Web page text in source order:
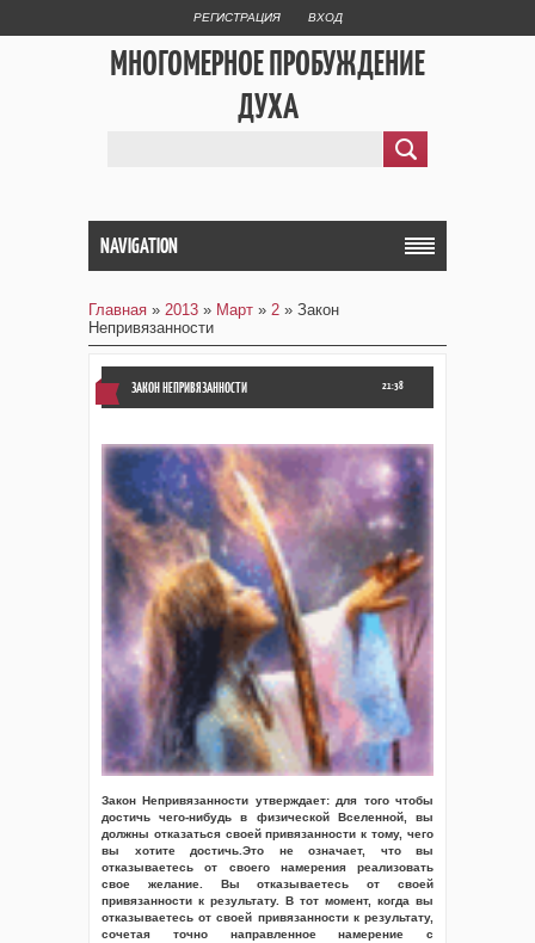
РЕГИСТРАЦИЯ ВХОД
МНОГОМЕРНОЕ ПРОБУЖДЕНИЕ
ДУХА
NAVIGATION
Главная » 2013 » Март » 2 » Закон
Непривязанности
21:38
ЗАКОН НЕПРИВЯЗАННОСТИ
Закон Непривязанности утверждает: для того чтобы
достичь чего-нибудь в физической Вселенной, вы
должны отказаться своей привязанности к тому, чего
вы хотите достичь.Это не означает, что вы
отказываетесь от своего намерения реализовать
свое желание. Вы отказываетесь от своей
привязанности к результату. В тот момент, когда вы
отказываетесь от своей привязанности к результату,
сочетая точно направленное намерение с